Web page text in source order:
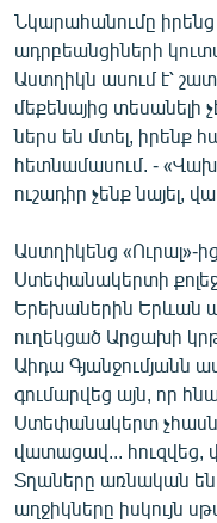
Նկարահանումը
ադրբեանցիների
Աստղիկն ասում է՝
մեքենայից տեսանելի
ներս են մտել, իրենք
հետնամասում. -
ուշադիր չենք նայել,
Աստղիկենց «Ուրալ»-
Ստեփանակերտի
Երեխաներին Երևան
ուղեկցած Արցախի
Աիդա Գյանջումյանն
գումարվեց այն, որ
Ստեփանակերտ
վատացավ... հուզվեց,
Տղաները առնական են,
աղջիկները իսկույն